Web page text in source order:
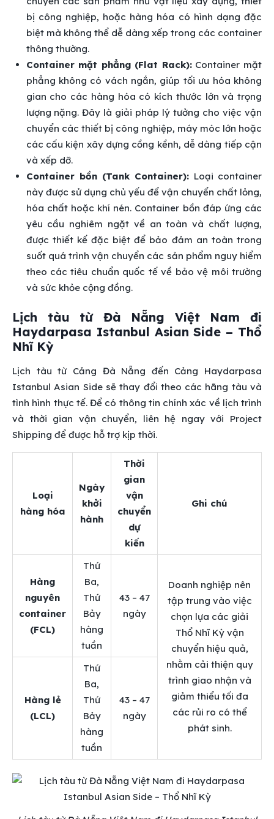
bị công nghiệp, hoặc hàng hóa có hình dạng đặc
biệt mà không thể dễ dàng xếp trong các container
thông thường.
Container mặt phẳng (Flat Rack):Container mặt
phẳng không có vách ngắn, giúp tối ưu hóa không
gian cho các hàng hóa có kích thước lớn và trọng
lượng nặng. Đây là giải pháp lý tưởng cho việc vận
chuyển các thiết bị công nghiệp, máy móc lớn hoặc
các cấu kiện xây dựng cồng kềnh, dễ dàng tiếp cận
và xếp dỡ.
Container bồn (Tank Container): Loại container
này được sử dụng chủ yếu để vận chuyển chất lỏng,
hóa chất hoặc khí nén. Container bồn đáp ứng các
yêu cầu nghiêm ngặt về an toàn và chất lượng,
được thiết kế đặc biệt để bảo đảm an toàn trong
suốt quá trình vận chuyển các sản phẩm nguy hiểm
theo các tiêu chuẩn quốc tế về bảo vệ môi trường
và sức khỏe cộng đồng.
Lịch tàu từ Đà Nẵng Việt Nam đi
Haydarpasa Istanbul Asian Side – Thổ
Nhĩ Kỳ
Lịch tàu từ Cảng Đà Nẵng đến Cảng Haydarpasa
Istanbul Asian Side sẽ thay đổi theo các hãng tàu và
tình hình thực tế. Để có thông tin chính xác về lịch trình
và thời gian vận chuyển, liên hệ ngay với Project
Shipping để được hỗ trợ kịp thời.
Loại
hàng hóa
Ngày
khởi
hành
Thời
gian
vận
chuyển
dự
kiến
Ghi chú
Hàng
nguyên
container
(FCL)
Thứ
Ba,
Thứ
Bảy
hàng
tuần
43 – 47
ngày
Doanh nghiệp nên
tập trung vào việc
chọn lựa các giải
Thổ Nhĩ Kỳ vận
chuyển hiệu quả,
nhằm cải thiện quy
trình giao nhận và
giảm thiểu tối đa
các rủi ro có thể
phát sinh.
Hàng lẻ
(LCL)
Thứ
Ba,
Thứ
Bảy
hàng
tuần
43 – 47
ngày